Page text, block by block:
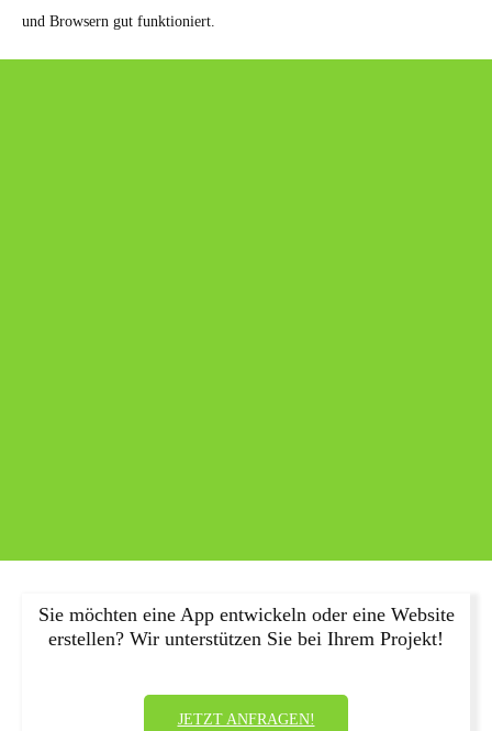
und Browsern gut funktioniert.
Sie möchten eine App entwickeln oder eine Website
erstellen? Wir unterstützen Sie bei Ihrem Projekt!
JETZT ANFRAGEN!